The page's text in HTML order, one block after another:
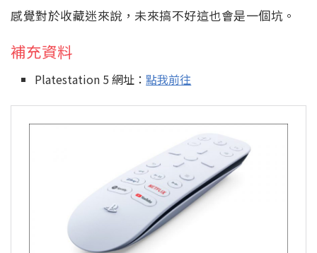
感覺對於收藏迷來說，未來搞不好這也會是一個坑。
補充資料
Platestation 5 網址：點我前往